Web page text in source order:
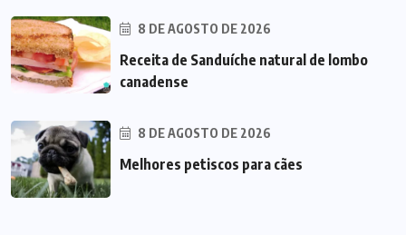
8 DE AGOSTO DE 2026
Receita de Sanduíche natural de lombo
canadense
8 DE AGOSTO DE 2026
Melhores petiscos para cães